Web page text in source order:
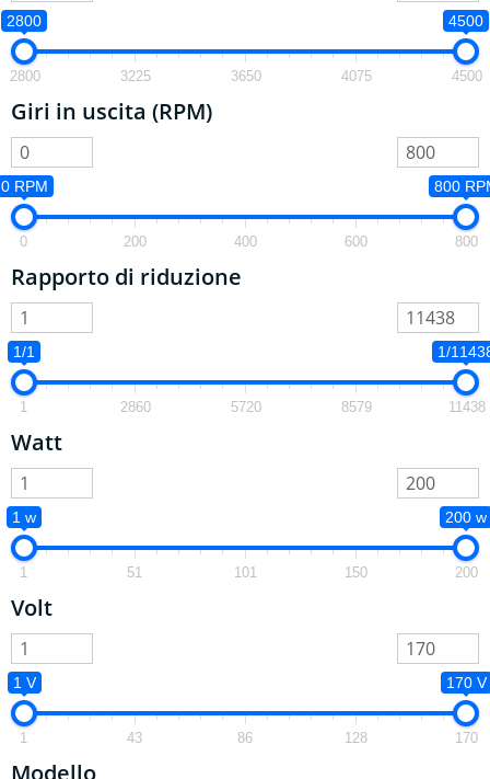
2800 4500
2800 3225 3650 4075 4500
Giri in uscita (RPM)
0 RPM 800
0 200 400 600 800
Rapporto di riduzione
1/1 1/
1 2860 5720 8579 11438
Watt
1 w 200 w
1 51 101 150 200
Volt
1 V 170 V
1 43 86 128 170
Modello